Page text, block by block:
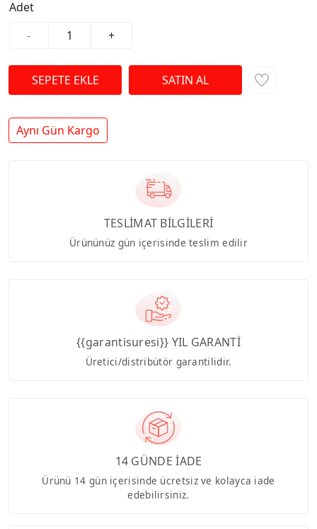
Adet
-
+
Aynı Gün Kargo
TESLİMAT BİLGİLERİ
Ürününüz gün içerisinde teslim edilir
{{garantisuresi}} YIL GARANTİ
Üretici/distribütör garantilidir.
14 GÜNDE İADE
Ürünü 14 gün içerisinde ücretsiz ve kolayca iade
edebilirsiniz.